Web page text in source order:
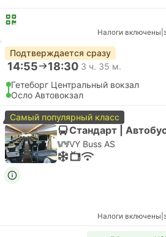
Налоги включены
Подтверждается сразу
14:55 18:30 3 ч. 35 м.
Гетеборг Центральный вокзал
Осло Автовокзал
Самый популярный класс
Стандарт |
VY Buss AS
Налоги включены